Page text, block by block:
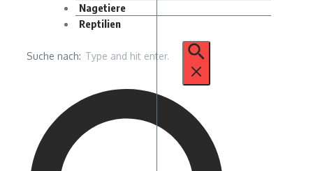
Nagetiere
Reptilien
Suche nach: